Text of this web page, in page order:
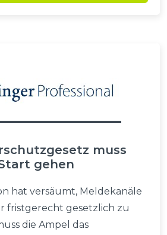
muss
gehen
hat versäumt, Meldekanäle
fristgerecht gesetzlich zu
die Ampel das